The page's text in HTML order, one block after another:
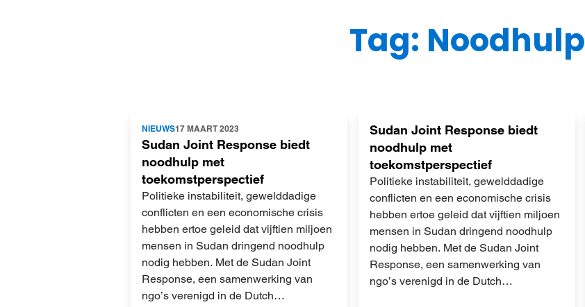
Tag: Noodhulp
NIEUWS17 MAART 2023
Sudan Joint Response biedt
noodhulp met
toekomstperspectief
Politieke instabiliteit, gewelddadige
conflicten en een economische crisis
hebben ertoe geleid dat vijftien miljoen
mensen in Sudan dringend noodhulp
nodig hebben. Met de Sudan Joint
Response, een samenwerking van
ngo’s verenigd in de Dutch…
meer
Sudan Joint Response biedt
noodhulp met
toekomstperspectief
Politieke instabiliteit, gewelddadige
conflicten en een economische crisis
hebben ertoe geleid dat vijftien miljoen
mensen in Sudan dringend noodhulp
nodig hebben. Met de Sudan Joint
Response, een samenwerking van
ngo’s verenigd in de Dutch…
meer